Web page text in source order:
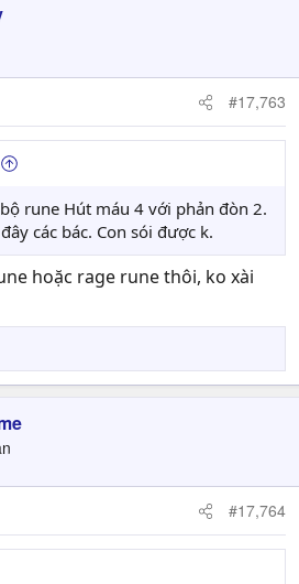
#17,763
rune Hút máu 4 với phản đòn 2.
các bác. Con sói được k.
hoặc rage rune thôi, ko xài
#17,764